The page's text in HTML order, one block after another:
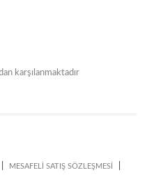
karşılanmaktadır
MESAFELİ SATIŞ SÖZLEŞMESİ